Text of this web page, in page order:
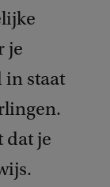
je
in staat
dat je